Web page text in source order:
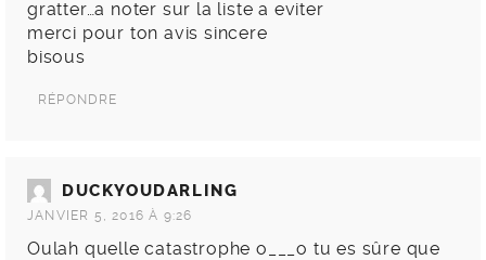
gratter…a noter sur la liste a eviter
merci pour ton avis sincere
bisous
RÉPONDRE
DUCKYOUDARLING
JANVIER 5, 2016 À 9:26
Oulah quelle catastrophe o___o tu es sûre que